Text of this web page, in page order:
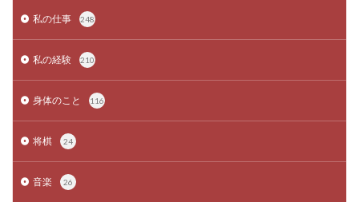
私の仕事 248
私の経験 210
身体のこと 116
将棋 24
音楽 26